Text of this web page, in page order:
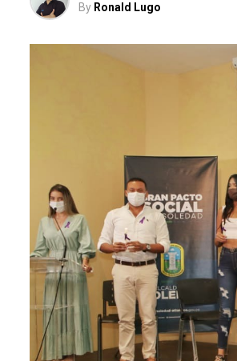
By Ronald Lugo